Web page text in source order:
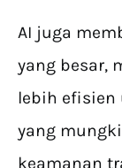
AI juga
yang besar,
lebih efisien
yang
keamanan